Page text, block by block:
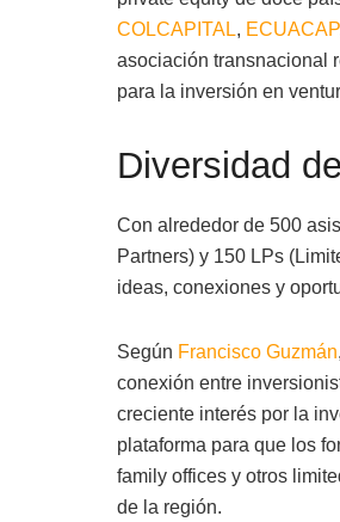
COLCAPITAL, ECUACAP
asociación transnacional
para la inversión en
Diversidad
Con alrededor de 500
Partners) y 150 LPs
ideas, conexiones y
Según Francisco Guzmán
conexión entre
creciente interés por la
plataforma para que los
family offices y otros
de la región.